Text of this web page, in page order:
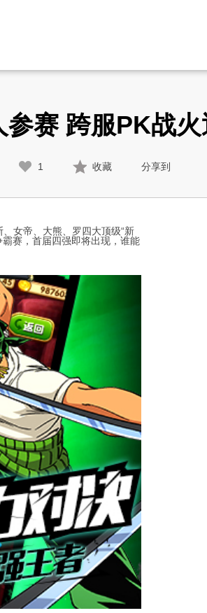
参赛 跨服PK战
1 收藏 分享到
女帝、大熊、罗四大顶级“新
赛，首届四强即将出现，谁能